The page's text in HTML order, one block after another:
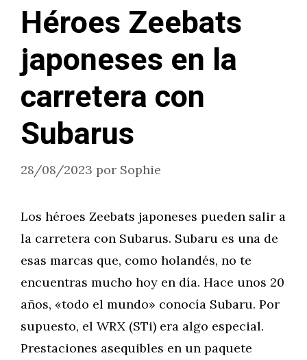
Héroes Zeebats
japoneses en la
carretera con
Subarus
28/08/2023 por Sophie
Los héroes Zeebats japoneses pueden salir a
la carretera con Subarus. Subaru es una de
esas marcas que, como holandés, no te
encuentras mucho hoy en día. Hace unos 20
años, «todo el mundo» conocía Subaru. Por
supuesto, el WRX (STi) era algo especial.
Prestaciones asequibles en un paquete